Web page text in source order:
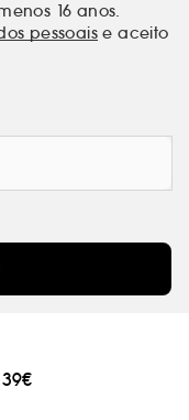
16 anos.
pessoais e aceito